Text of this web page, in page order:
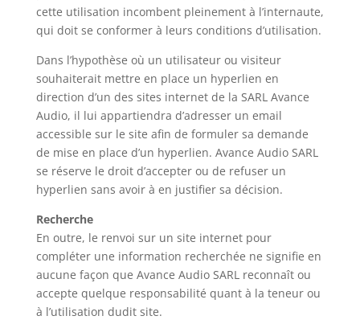
cette utilisation incombent pleinement à l’internaute,
qui doit se conformer à leurs conditions d’utilisation.
Dans l’hypothèse où un utilisateur ou visiteur
souhaiterait mettre en place un hyperlien en
direction d’un des sites internet de la SARL Avance
Audio, il lui appartiendra d’adresser un email
accessible sur le site afin de formuler sa demande
de mise en place d’un hyperlien. Avance Audio SARL
se réserve le droit d’accepter ou de refuser un
hyperlien sans avoir à en justifier sa décision.
Recherche
En outre, le renvoi sur un site internet pour
compléter une information recherchée ne signifie en
aucune façon que Avance Audio SARL reconnaît ou
accepte quelque responsabilité quant à la teneur ou
à l’utilisation dudit site.